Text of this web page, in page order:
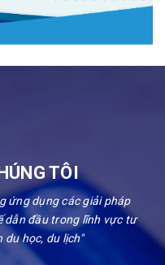
TÔI
ứng dụng các giải pháp
dẫn đầu trong lĩnh vực tư
du học, du lịch"